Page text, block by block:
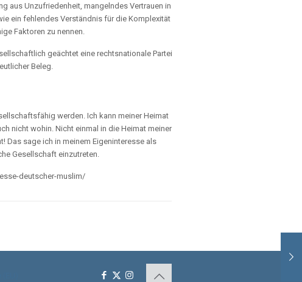
aus Unzufriedenheit, mangelndes Vertrauen in
ein fehlendes Verständnis für die Komplexität
Faktoren zu nennen.
geächtet eine rechtsnationale Partei
Beleg.
werden. Ich kann meiner Heimat
nicht wohin. Nicht einmal in die Heimat meiner
Das sage ich in meinem Eigeninteresse als
Gesellschaft einzutreten.
deutscher-muslim/